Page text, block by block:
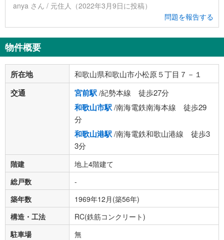
anya さん / 元住人（2022年3月9日に投稿）
問題を報告する
物件概要
所在地 和歌山県和歌山市小松原５丁目７－１
交通 宮前駅/紀勢本線 徒歩27分
和歌山市駅/南海電鉄南海本線 徒歩29
分
和歌山港駅/南海電鉄和歌山港線 徒歩3
3分
階建
地上4階建て
総戸数
-
築年数
1969年12月(築56年)
構造・工法
RC(鉄筋コンクリート)
駐車場
無